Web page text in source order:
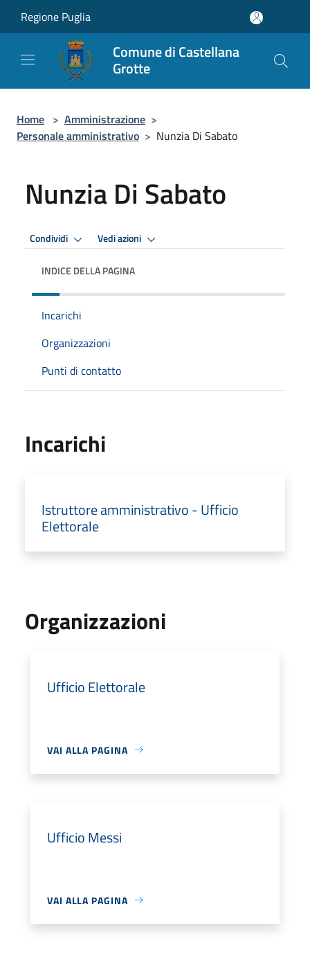
Regione Puglia
Comune di Castellana
Grotte
Home > Amministrazione >
Personale amministrativo > Nunzia Di Sabato
Nunzia Di Sabato
Condividi Vedi azioni
INDICE DELLA PAGINA
Incarichi
Organizzazioni
Punti di contatto
Incarichi
Istruttore amministrativo - Ufficio
Elettorale
Organizzazioni
Ufficio Elettorale
VAI ALLA PAGINA
Ufficio Messi
VAI ALLA PAGINA